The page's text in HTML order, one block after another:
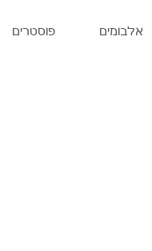
אלבומים פוסטרים